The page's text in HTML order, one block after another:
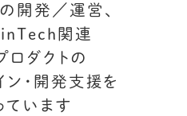
開発／運営、
関連
ロダクトの
・開発支援を
ています